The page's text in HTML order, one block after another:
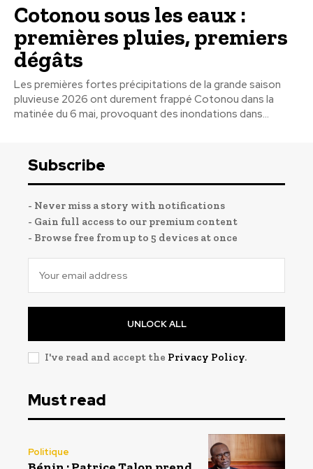
Cotonou sous les eaux :
premières pluies, premiers
dégâts
Les premières fortes précipitations de la grande saison
pluvieuse 2026 ont durement frappé Cotonou dans la
matinée du 6 mai, provoquant des inondations dans...
Subscribe
- Never miss a story with notifications
- Gain full access to our premium content
- Browse free from up to 5 devices at once
UNLOCK ALL
I've read and accept the Privacy Policy.
Must read
Politique